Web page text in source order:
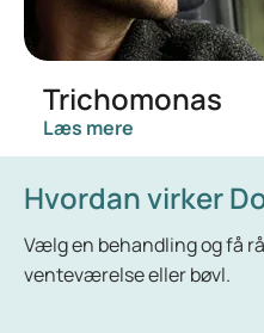
Trichomonas
Læs mere
Hvordan virker
Vælg en behandling og få
venteværelse eller bøvl.